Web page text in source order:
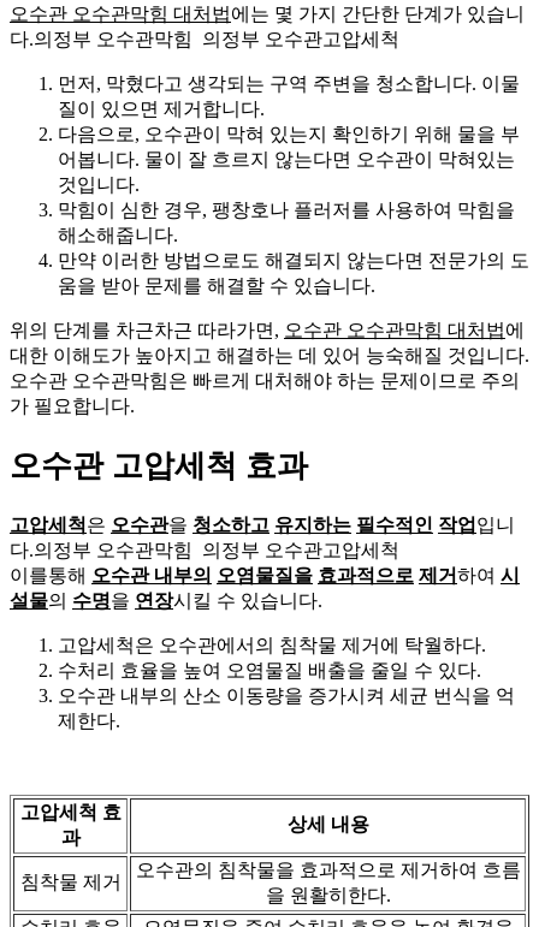
오수관 오수관막힘 대처법에는 몇 가지 간단한 단계가 있습니
다.의정부 오수관막힘 의정부 오수관고압세척
먼저, 막혔다고 생각되는 구역 주변을 청소합니다. 이물
질이 있으면 제거합니다.
다음으로, 오수관이 막혀 있는지 확인하기 위해 물을 부
어봅니다. 물이 잘 흐르지 않는다면 오수관이 막혀있는
것입니다.
막힘이 심한 경우, 팽창호나 플러저를 사용하여 막힘을
해소해줍니다.
만약 이러한 방법으로도 해결되지 않는다면 전문가의 도
움을 받아 문제를 해결할 수 있습니다.
위의 단계를 차근차근 따라가면, 오수관 오수관막힘 대처법에
대한 이해도가 높아지고 해결하는 데 있어 능숙해질 것입니다.
오수관 오수관막힘은 빠르게 대처해야 하는 문제이므로 주의
가 필요합니다.
오수관 고압세척 효과
고압세척 은 오수관을 청소하고 유지하는 필수적인 작업 입니
다.의정부 오수관막힘 의정부 오수관고압세척
이를통해 오수관 내부의 오염물질을 효과적으로 제거하여 시
설물의 수명을 연장시킬 수 있습니다.
고압세척은 오수관에서의 침착물 제거에 탁월하다.
수처리 효율을 높여 오염물질 배출을 줄일 수 있다.
오수관 내부의 산소 이동량을 증가시켜 세균 번식을 억
제한다.
고압세척 효
과
상세 내용
침착물 제거
오수관의 침착물을 효과적으로 제거하여 흐름
을 원활히한다.